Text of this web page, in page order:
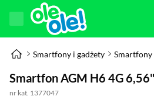
Smartfony i gadżety Smartfony
Smartfon AGM H6 4G
nr kat. 1377047